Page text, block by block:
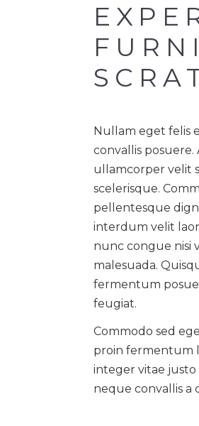
Nullam eget felis
convallis
ullamcorper velit
scelerisque.
pellentesque
interdum velit
nunc congue nisi
malesuada.
fermentum
feugiat.
Commodo sed
proin fermentum
integer vitae justo
neque convallis a